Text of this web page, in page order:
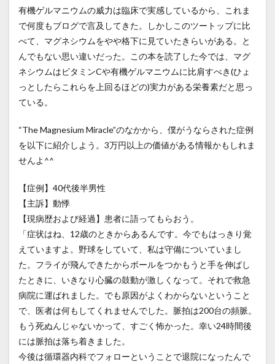
有機ゲルマニウムの威力は臨床で実感しているから、これま
で何度もブログで言及してきた。しかしこのツートップに比
べて、マグネシウムをやや格下に見ていたきらいがある。と
んでもない思い違いだった。この本を読了した今では、マグ
ネシウムはビタミンCや有機ゲルマニウムに比肩すべき(ひょ
っとしたらこれらを上回るほどの)実力がある栄養素だと思っ
ている。
“The Magnesium Miracle”のなかから、僕がうならされた症例
を以下に紹介しよう。3万円以上の価値がある情報かもしれま
せんよ^^
【症例】40代後半男性
【主訴】動悸
【現病歴および経過】患者に語ってもらおう。
「症状はね、12歳のときからあるんです。今でもはっきり覚
えていますよ。野球をしていて、私は守備についていまし
た。フライが飛んできたからボールをつかもうと手を伸ばし
たときに、いきなり心臓の鼓動が激しくなって。それで救急
病院に運ばれました。でも原因がよくわからないということ
で、医者は何もしてくれませんでした。脈拍は200台の頻脈。
もう死ぬんじゃないかって、すごく怖かった。幸い24時間後
には脈拍は落ち着きました。
今後は循環器内科でフォローということで退院になったんで